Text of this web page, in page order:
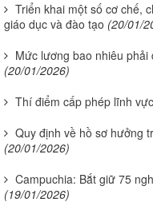
Triển khai một số cơ chế,
giáo dục và đào tạo (20/01/
Mức lương bao nhiêu
(20/01/2026)
Thí điểm cấp phép lĩnh
Quy định về hồ sơ hưởng
(20/01/2026)
Campuchia: Bắt giữ 75
(19/01/2026)